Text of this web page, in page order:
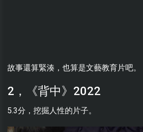
故事還算緊湊，也算是文藝教育片吧。
2，《背中》2022
5.3分，挖掘人性的片子。